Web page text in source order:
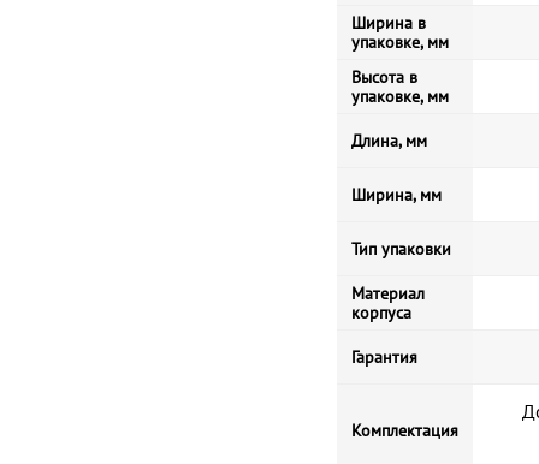
Ширина в
упаковке, мм
Высота в
упаковке, мм
Длина, мм
Ширина, мм
Тип упаковки
Материал
корпуса
Гарантия
Комплектация